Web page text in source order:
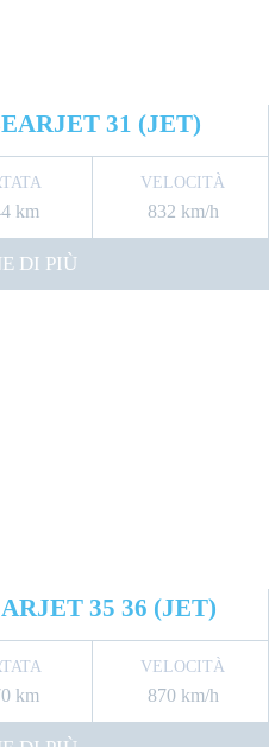
31 (JET)
km
VELOCITÀ
832 km/h
DI PIÙ
35 36 (JET)
km
VELOCITÀ
870 km/h